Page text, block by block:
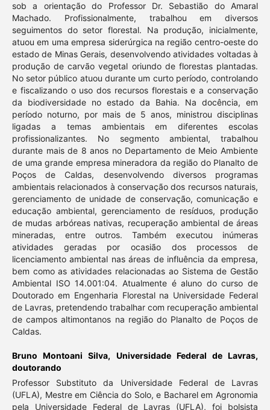
sob a orientação do Professor Dr. Sebastião do Amaral
Machado. Profissionalmente, trabalhou em diversos
seguimentos do setor florestal. Na produção, inicialmente,
atuou em uma empresa siderúrgica na região centro-oeste do
estado de Minas Gerais, desenvolvendo atividades voltadas à
produção de carvão vegetal oriundo de florestas plantadas.
No setor público atuou durante um curto período, controlando
e fiscalizando o uso dos recursos florestais e a conservação
da biodiversidade no estado da Bahia. Na docência, em
período noturno, por mais de 5 anos, ministrou disciplinas
ligadas a temas ambientais em diferentes escolas
profissionalizantes. No segmento ambiental, trabalhou
durante mais de 8 anos no Departamento de Meio Ambiente
de uma grande empresa mineradora da região do Planalto de
Poços de Caldas, desenvolvendo diversos programas
ambientais relacionados à conservação dos recursos naturais,
gerenciamento de unidade de conservação, comunicação e
educação ambiental, gerenciamento de resíduos, produção
de mudas arbóreas nativas, recuperação ambiental de áreas
mineradas, entre outros. Também executou inúmeras
atividades geradas por ocasião dos processos de
licenciamento ambiental nas áreas de influência da empresa,
bem como as atividades relacionadas ao Sistema de Gestão
Ambiental ISO 14.001:04. Atualmente é aluno do curso de
Doutorado em Engenharia Florestal na Universidade Federal
de Lavras, pretendendo trabalhar com recuperação ambiental
de campos altimontanos na região do Planalto de Poços de
Caldas.
Bruno Montoani Silva, Universidade Federal de Lavras,
doutorando
Professor Substituto da Universidade Federal de Lavras
(UFLA), Mestre em Ciência do Solo, e Bacharel em Agronomia
pela Universidade Federal de Lavras (UFLA), foi bolsista